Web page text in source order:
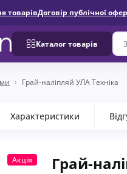
товарівДоговір публічної
Каталог товарів
Грай-наліпляй УЛА Техніка
Характеристики
Акція Грай-